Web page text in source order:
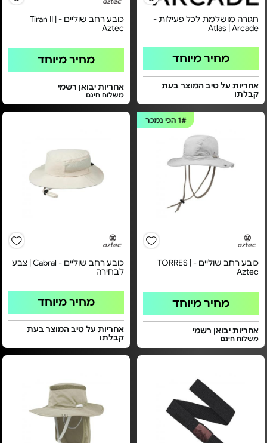
חגורה מושלמת לכל פעילות -
Atlas | Arcade
מחיר מיוחד
אחריות על טיב המוצר בעת
קבלתו
כובע רחב שוליים - Tiran II |
Aztec
מחיר מיוחד
אחריות יבואן רשמי
משלוח חינם
1#הכי נמכר
כובע רחב שוליים - TORRES |
Aztec
מחיר מיוחד
אחריות יבואן רשמי
משלוח חינם
כובע רחב שוליים - Cabral | צבע
לבחירה
מחיר מיוחד
אחריות על טיב המוצר בעת
קבלתו